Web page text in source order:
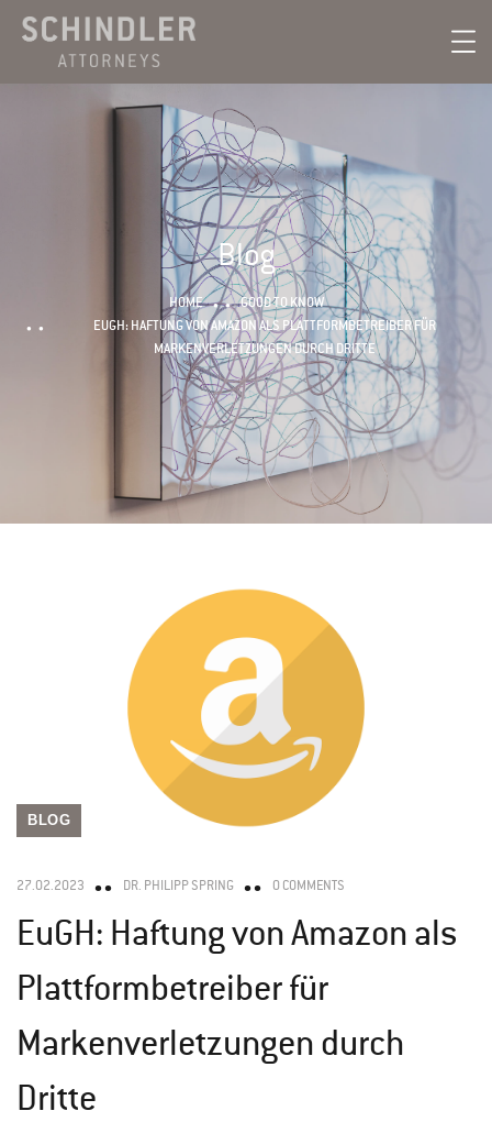
Blog
HOME
GOOD TO KNOW
EUGH: HAFTUNG VON AMAZON ALS PLATTFORMBETREIBER FÜR
MARKENVERLETZUNGEN DURCH DRITTE
BLOG
27.02.2023 DR. PHILIPP SPRING 0 COMMENTS
EuGH: Haftung von Amazon als
Plattformbetreiber für
Markenverletzungen durch
Dritte